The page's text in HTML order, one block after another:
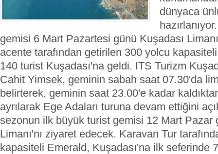
dünyaca
gemisi 6 Mart Pazartesi günü Kuşadası
acente tarafından getirilen 300 yolcu
140 turist Kuşadası'na geldi. ITS Turizm
Cahit Yimsek, geminin sabah saat 07.30'da
belirterek, geminin saat 23.00'e kadar
ayrılarak Ege Adaları turuna devam ettiğini
sezonun ilk büyük turist gemisi 12 Mart Pazar
Limanı'nı ziyaret edecek. Karavan Tur
kapasiteli Emerald, Kuşadası'na ilk seferinde